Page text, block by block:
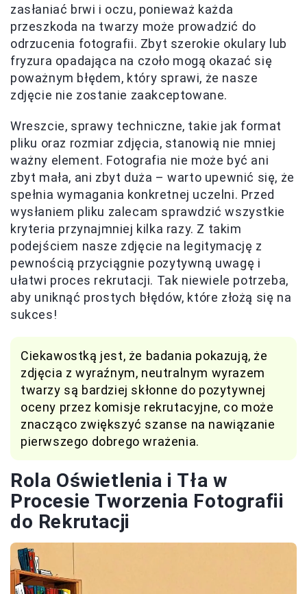
zasłaniać brwi i oczu, ponieważ każda
przeszkoda na twarzy może prowadzić do
odrzucenia fotografii. Zbyt szerokie okulary lub
fryzura opadająca na czoło mogą okazać się
poważnym błędem, który sprawi, że nasze
zdjęcie nie zostanie zaakceptowane.
Wreszcie, sprawy techniczne, takie jak format
pliku oraz rozmiar zdjęcia, stanowią nie mniej
ważny element. Fotografia nie może być ani
zbyt mała, ani zbyt duża – warto upewnić się, że
spełnia wymagania konkretnej uczelni. Przed
wysłaniem pliku zalecam sprawdzić wszystkie
kryteria przynajmniej kilka razy. Z takim
podejściem nasze zdjęcie na legitymację z
pewnością przyciągnie pozytywną uwagę i
ułatwi proces rekrutacji. Tak niewiele potrzeba,
aby uniknąć prostych błędów, które złożą się na
sukces!
Ciekawostką jest, że badania pokazują, że
zdjęcia z wyraźnym, neutralnym wyrazem
twarzy są bardziej skłonne do pozytywnej
oceny przez komisje rekrutacyjne, co może
znacząco zwiększyć szanse na nawiązanie
pierwszego dobrego wrażenia.
Rola Oświetlenia i Tła w
Procesie Tworzenia Fotografii
do Rekrutacji